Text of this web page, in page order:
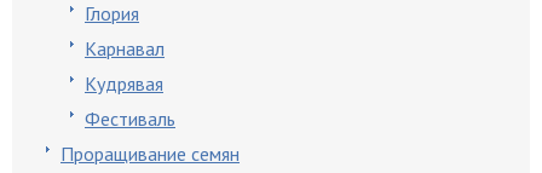
Глория
Карнавал
Кудрявая
Фестиваль
Проращивание семян